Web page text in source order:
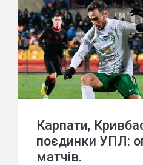
Карпати,
поєдинки УПЛ:
матчів.